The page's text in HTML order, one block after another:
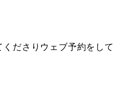
ださりウェブ予約をして